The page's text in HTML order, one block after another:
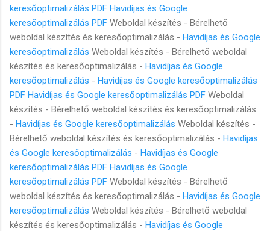
keresőoptimalizálás PDF Havidíjas és Google
keresőoptimalizálás PDF Weboldal készítés - Bérelhető
weboldal készítés és keresőoptimalizálás - Havidíjas és Google
keresőoptimalizálás Weboldal készítés - Bérelhető weboldal
készítés és keresőoptimalizálás - Havidíjas és Google
keresőoptimalizálás - Havidíjas és Google keresőoptimalizálás
PDF Havidíjas és Google keresőoptimalizálás PDF Weboldal
készítés - Bérelhető weboldal készítés és keresőoptimalizálás
- Havidíjas és Google keresőoptimalizálás Weboldal készítés -
Bérelhető weboldal készítés és keresőoptimalizálás - Havidíjas
és Google keresőoptimalizálás - Havidíjas és Google
keresőoptimalizálás PDF Havidíjas és Google
keresőoptimalizálás PDF Weboldal készítés - Bérelhető
weboldal készítés és keresőoptimalizálás - Havidíjas és Google
keresőoptimalizálás Weboldal készítés - Bérelhető weboldal
készítés és keresőoptimalizálás - Havidíjas és Google